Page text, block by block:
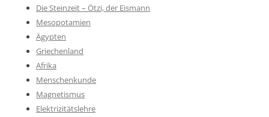
Die Steinzeit – Ötzi, der Eismann
Mesopotamien
Ägypten
Griechenland
Afrika
Menschenkunde
Magnetismus
Elektrizitätslehre